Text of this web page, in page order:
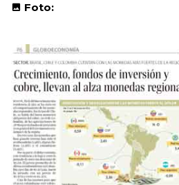
Foto: